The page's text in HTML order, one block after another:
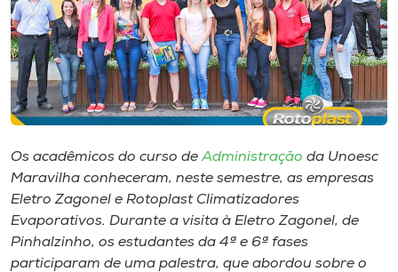
Rádio
Museu
Unoesc
Store
Selecione
Os acadêmicos do curso deAdministração da Unoesc
Maravilha conheceram, neste semestre, as empresas
Eletro Zagonel e Rotoplast Climatizadores
Evaporativos. Durante a visita à Eletro Zagonel, de
Pinhalzinho, os estudantes da 4ª e 6ª fases
participaram de uma palestra, que abordou sobre o